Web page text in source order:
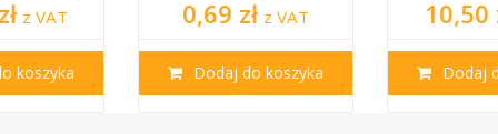
z VAT
Dodaj do koszyka
z VAT
Dodaj do koszyka